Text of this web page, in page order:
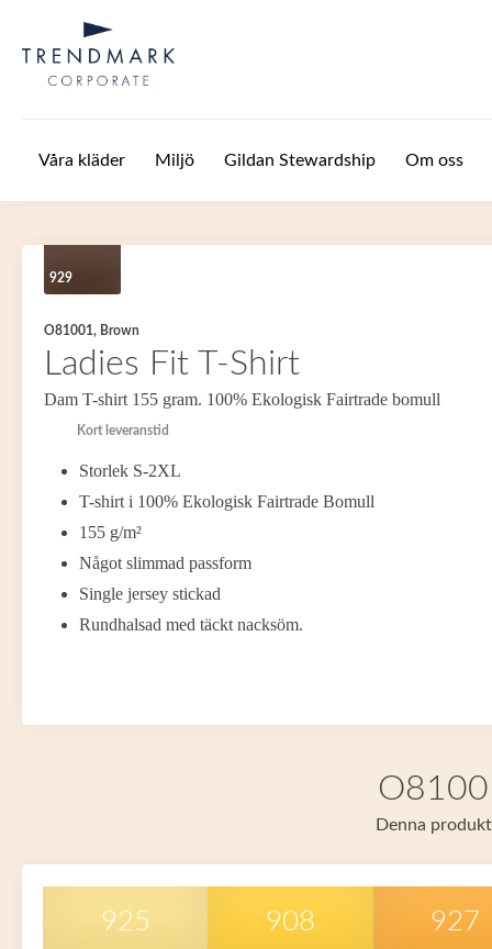
Våra kläder Miljö Gildan Stewardship Om oss
929
O81001, Brown
Ladies Fit T-Shirt
Dam T-shirt 155 gram. 100% Ekologisk Fairtrade bomull
Kort leveranstid
Storlek S-2XL
T-shirt i 100% Ekologisk Fairtrade Bomull
155 g/m²
Något slimmad passform
Single jersey stickad
Rundhalsad med täckt nacksöm.
Denna
925 908 927